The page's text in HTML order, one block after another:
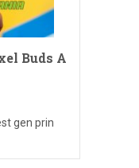
Buds A
gen prin